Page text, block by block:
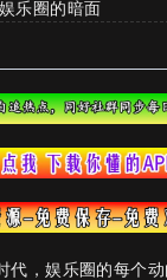
乐圈的暗面
代，娱乐圈的每个